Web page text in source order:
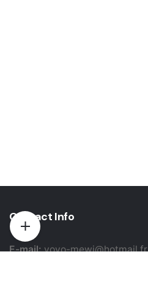
Contact Info
E-mail:yovo-mewi@hotmail.fr